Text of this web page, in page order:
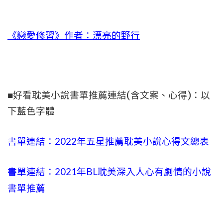
《戀愛修習》作者：漂亮的野行
■好看耽美小說書單推薦連結(含文案、心得)：以
下藍色字體
書單連結：2022年五星推薦耽美小說心得文總表
書單連結：2021年BL耽美深入人心有劇情的小說
書單推薦